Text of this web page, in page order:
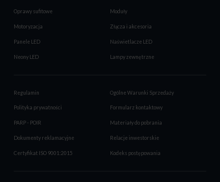
Oprawy sufitowe Moduły
Motoryzacja Złącza i akcesoria
Panele LED Naświetlacze LED
Neony LED Lampy zewnętrzne
Regulamin Ogólne Warunki Sprzedaży
Polityka prywatności Formularz kontaktowy
PARP - POIR Materiały do pobrania
Dokumenty reklamacyjne Relacje inwestorskie
Certyfikat ISO 9001:2015 Kodeks postępowania